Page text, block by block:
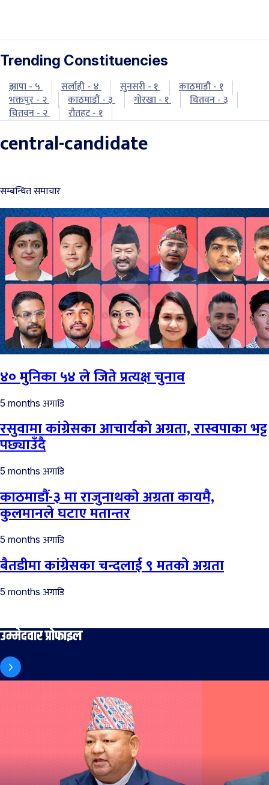
Trending Constituencies
झापा - ५ सर्लाही - ४ सुनसरी - १
काठमाडौं - १
भक्तपुर - २
काठमाडौं - ३ गोरखा - १
चितवन - ३
चितवन - २
रौतहट - १
central-candidate
सम्बन्धित समाचार
४० मुनिका ५४ ले जिते प्रत्यक्ष चुनाव
5 months अगाडि
रसुवामा कांग्रेसका आचार्यको अग्रता, रास्वपाका भट्ट
पछ्याउँदै
5 months अगाडि
काठमाडौं-३ मा राजुनाथको अग्रता कायमै,
कुलमानले घटाए मतान्तर
5 months अगाडि
बैतडीमा कांग्रेसका चन्दलाई ९ मतको अग्रता
5 months अगाडि
उम्मेदवार प्रोफाइल